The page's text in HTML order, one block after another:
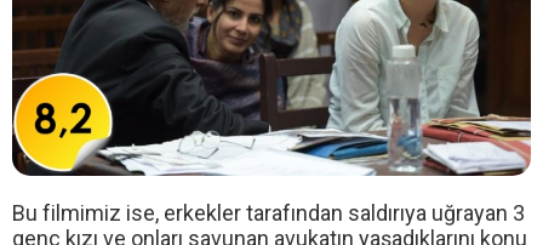
Bu filmimiz ise, erkekler tarafından saldırıya uğrayan 3
genç kızı ve onları savunan avukatın yaşadıklarını konu